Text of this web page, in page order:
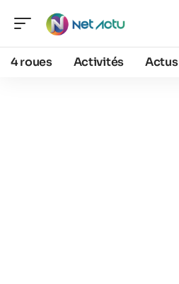
4 roues Activités Actus